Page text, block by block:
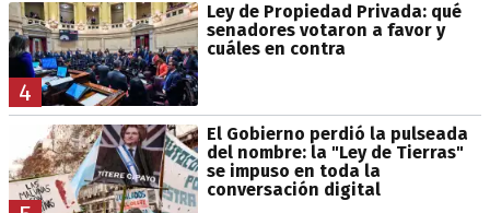
4
Ley de Propiedad Privada: qué
senadores votaron a favor y
cuáles en contra
El Gobierno perdió la pulseada
del nombre: la "Ley de Tierras"
se impuso en toda la
conversación digital